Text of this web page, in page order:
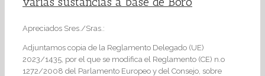
Apreciados Sres./Sras.:
Adjuntamos copia de la Reglamento Delegado (UE)
2023/1435, por el que se modifica el Reglamento (CE) n.o
1272/2008 del Parlamento Europeo y del Consejo, sobre